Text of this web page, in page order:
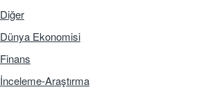
Diğer
Dünya Ekonomisi
Finans
İnceleme-Araştırma